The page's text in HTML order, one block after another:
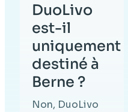
DuoLivo
est-il
uniquement
destiné à
Berne ?
Non, DuoLivo